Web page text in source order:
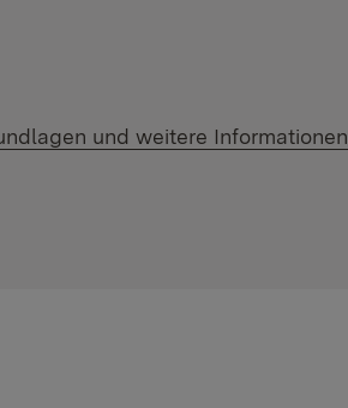
und weitere Informationen